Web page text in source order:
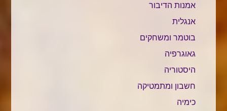
אמנות הדיבור
אנגלית
בוטמר ומשחקים
גאוגרפיה
היסטוריה
חשבון ומתמטיקה
כימיה